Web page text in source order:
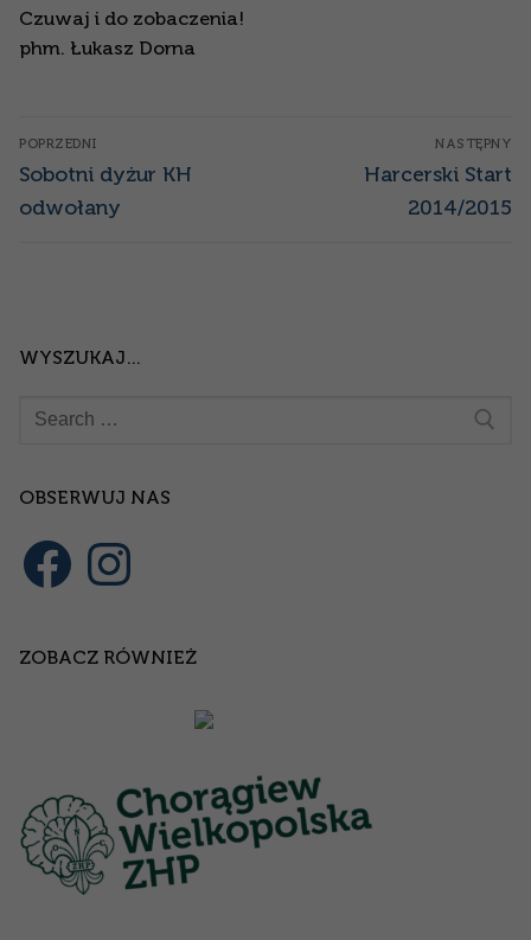
Czuwaj i do zobaczenia!
phm. Łukasz Dorna
Nawigacja
wpisu
POPRZEDNI
Poprzedni
wpis:
Sobotni dyżur KH
odwołany
NASTĘPNY
Następny
wpis:
Harcerski Start
2014/2015
WYSZUKAJ…
Szukaj:
OBSERWUJ NAS
FacebookInstagram
ZOBACZ RÓWNIEŻ